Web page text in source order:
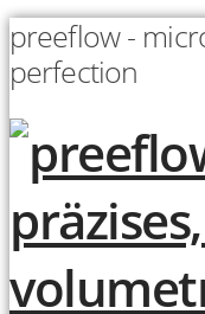
preeflow -
perfection